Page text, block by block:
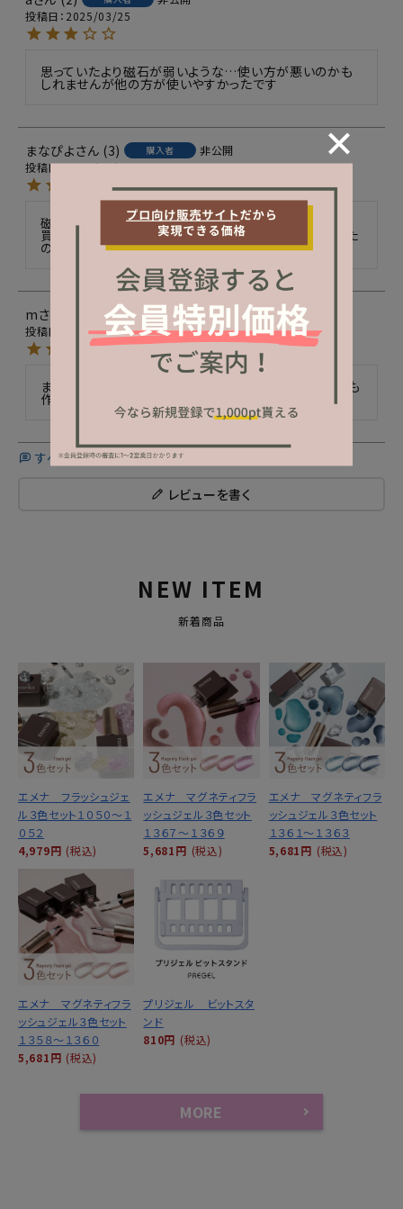
投稿日
2025/03/25
思っていたより磁石が弱いような…使い方が悪いのかも
しれませんが他の方が使いやすかったです
まなぴよ 3 購入者
非公開
投稿日 2024/04/06
磁石が弱い気がする。
買った時に磁石の部分が真ん中で割れていた。。安かった
のでそのまま使ってます。
m 購入者
非公開
投稿日
2024/02/26
まだ使い慣れていませんがこれならマグネットのハートも
作れそうです♡
すべてのレビューを見る
レビューを書く
NEW ITEM
新着商品
エメナ フラッシュジェ
ル３色セット１０５０～１
０５２
4,979円 (税込)
エメナ マグネティフラ
ッシュジェル３色セット
１３６７～１３６９
5,681円 (税込)
エメナ マグネティフラ
ッシュジェル３色セット
１３６１～１３６３
5,681円 (税込)
エメナ マグネティフラ
ッシュジェル３色セット
１３５８～１３６０
5,681円 (税込)
プリジェル ビットスタ
ンド
810円 (税込)
MORE